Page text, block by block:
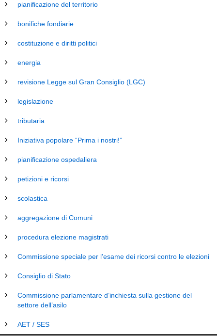
pianificazione del territorio
bonifiche fondiarie
costituzione e diritti politici
energia
revisione Legge sul Gran Consiglio (LGC)
legislazione
tributaria
Iniziativa popolare “Prima i nostri!”
pianificazione ospedaliera
petizioni e ricorsi
scolastica
aggregazione di Comuni
procedura elezione magistrati
Commissione speciale per l’esame dei ricorsi contro le elezioni
Consiglio di Stato
Commissione parlamentare d’inchiesta sulla gestione del
settore dell’asilo
AET / SES